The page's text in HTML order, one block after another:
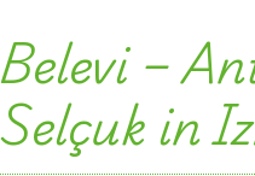
Belevi –
Selçuk in